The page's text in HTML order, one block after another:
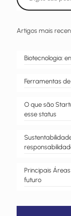
Artigos mais
Biotecnologia:
Ferramentas
O que são
esse status
Principais
futuro